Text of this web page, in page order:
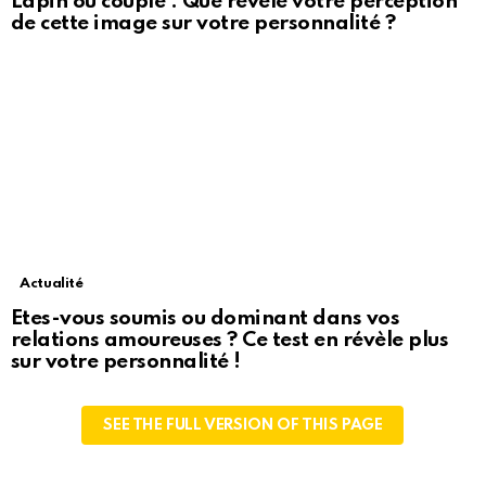
de cette image sur votre personnalité ?
Actualité
Etes-vous soumis ou dominant dans vos
relations amoureuses ? Ce test en révèle plus
sur votre personnalité !
SEE THE FULL VERSION OF THIS PAGE